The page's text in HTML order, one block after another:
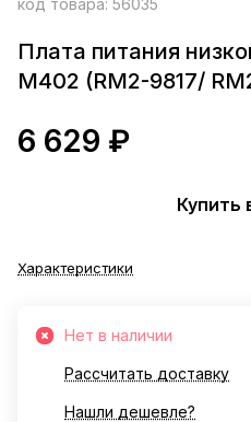
код товара: 56035
Плата питания
M402 (RM2-9817/
6 629 ₽
Купить
Характеристики
Нет в наличии
Рассчитать доставку
Нашли дешевле?